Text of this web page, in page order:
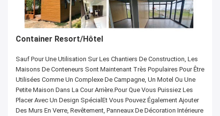
Container Resort/Hôtel
Sauf Pour Une Utilisation Sur Les Chantiers De Construction, Les
Maisons De Conteneurs Sont Maintenant Très Populaires Pour Être
Utilisées Comme Un Complexe De Campagne, Un Motel Ou Une
Petite Maison Dans La Cour Arrière.pour Que Vous Puissiez Les
Placer Avec Un Design SpécialEt Vous Pouvez Également Ajouter
Des Murs En Verre, Revêtement, Panneaux De Décoration Intérieure